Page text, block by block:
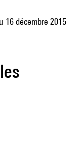
16 décembre 2015